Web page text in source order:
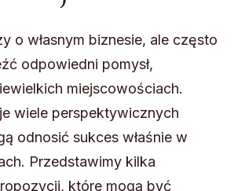
o własnym biznesie, ale często
odpowiedni pomysł,
miejscowościach.
wiele perspektywicznych
odnosić sukces właśnie w
Przedstawimy kilka
które mogą być